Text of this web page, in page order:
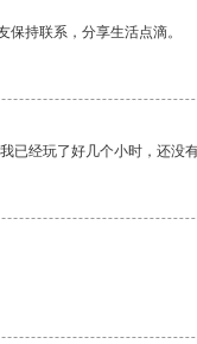
持联系，分享生活点滴。
已经玩了好几个小时，还没